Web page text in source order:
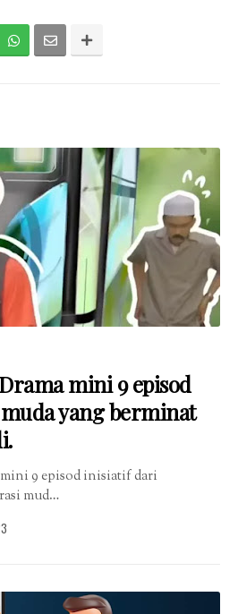
mini 9 episod
yang berminat
9 episod inisiatif dari
mud…